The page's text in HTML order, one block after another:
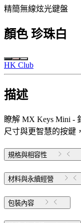
精簡無線炫光鍵盤
顏色 珍珠白
HK Club
描述
瞭解 MX Keys Mini -
尺寸與更智慧的按鍵
規格與相容性
材料與永續經營
包裝內容